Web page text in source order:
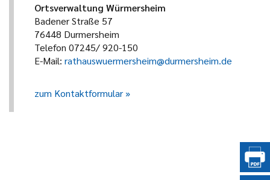
Ortsverwaltung Würmersheim
Badener Straße 57
76448 Durmersheim
Telefon 07245/ 920-150
E-Mail: rathauswuermersheim@durmersheim.de
zum Kontaktformular